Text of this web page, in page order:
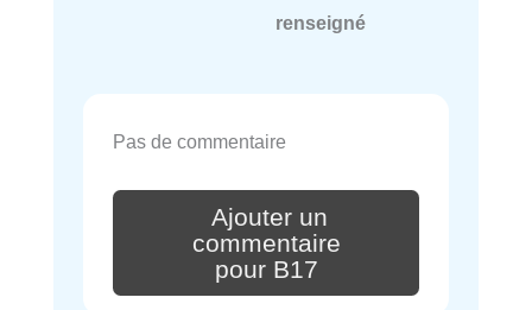
renseigné
Pas de commentaire
Ajouter un
commentaire
pour B17